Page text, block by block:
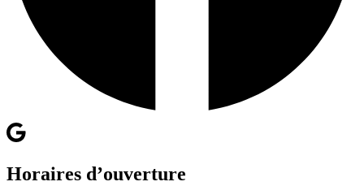
Horaires d’ouverture